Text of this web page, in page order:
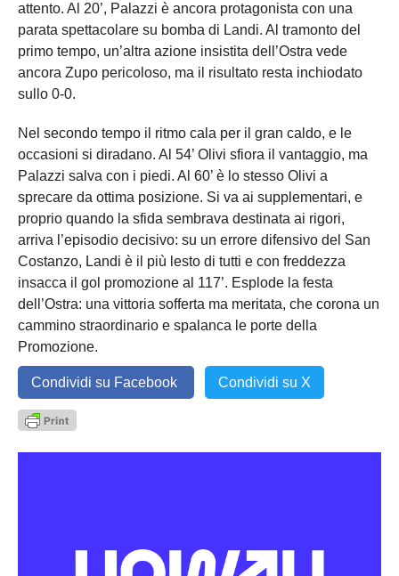
attento. Al 20’, Palazzi è ancora protagonista con una
parata spettacolare su bomba di Landi. Al tramonto del
primo tempo, un’altra azione insistita dell’Ostra vede
ancora Zupo pericoloso, ma il risultato resta inchiodato
sullo 0-0.
Nel secondo tempo il ritmo cala per il gran caldo, e le
occasioni si diradano. Al 54’ Olivi sfiora il vantaggio, ma
Palazzi salva con i piedi. Al 60’ è lo stesso Olivi a
sprecare da ottima posizione. Si va ai supplementari, e
proprio quando la sfida sembrava destinata ai rigori,
arriva l’episodio decisivo: su un errore difensivo del San
Costanzo, Landi è il più lesto di tutti e con freddezza
insacca il gol promozione al 117’. Esplode la festa
dell’Ostra: una vittoria sofferta ma meritata, che corona un
cammino straordinario e spalanca le porte della
Promozione.
Condividi su Facebook Condividi su X